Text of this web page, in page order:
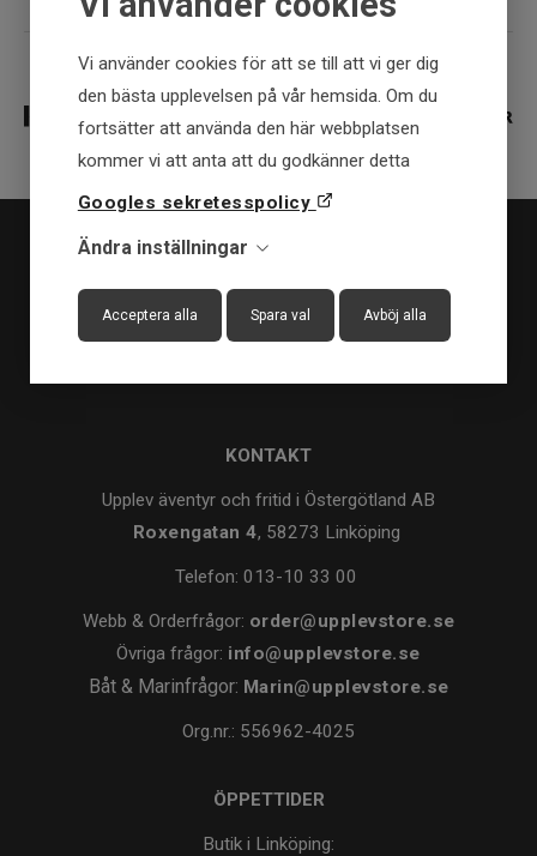
Vi använder cookies för att se till att vi ger dig
den bästa upplevelsen på vår hemsida. Om du
fortsätter att använda den här webbplatsen
kommer vi att anta att du godkänner detta
Googles sekretesspolicy
Ändra inställningar
Acceptera alla Spara val Avböj alla
KONTAKT
Upplev äventyr och fritid i Östergötland AB
Roxengatan 4, 58273 Linköping
Telefon: 013-10 33 00
Webb & Orderfrågor: order@upplevstore.se
Övriga frågor: info@upplevstore.se
Båt & Marinfrågor: Marin@upplevstore.se
Org.nr.: 556962-4025
ÖPPETTIDER
Butik i Linköping: